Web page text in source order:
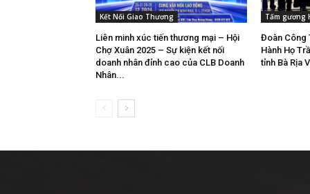
Kết Nối Giao Thương
Liên minh xúc tiến thương mại – Hội
Chợ Xuân 2025 – Sự kiện kết nối
doanh nhân đỉnh cao của CLB Doanh
Nhân...
Tấm gương
Đoàn Công
Hành Họ
tỉnh Bà Rịa